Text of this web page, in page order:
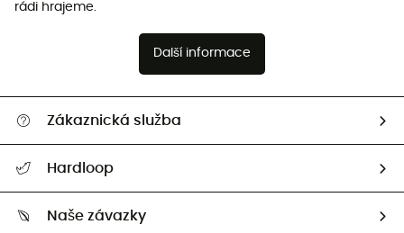
rádi hrajeme.
Další informace
Zákaznická služba
Vrácení zboží a peněz
Hardloop
Naše závazky